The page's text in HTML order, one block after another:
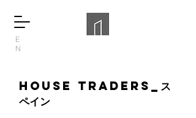
E
N
house traders_ ス
ペイン